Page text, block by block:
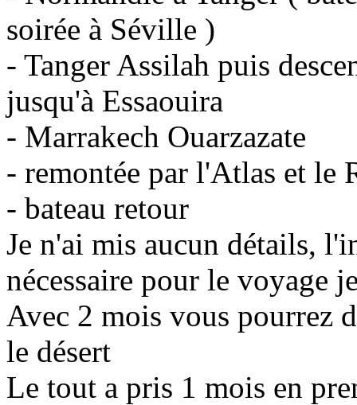
soirée à Séville )
- Tanger Assilah puis
jusqu'à Essaouira
- Marrakech Ouarzazate
- remontée par l'Atlas et le
- bateau retour
Je n'ai mis aucun détails,
nécessaire pour le voyage
Avec 2 mois vous pourrez
le désert
Le tout a pris 1 mois en